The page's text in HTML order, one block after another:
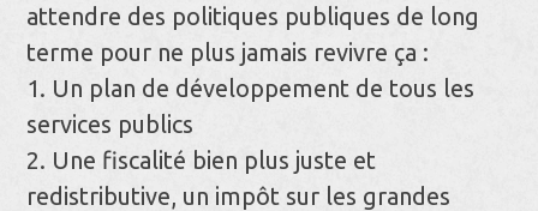
attendre des politiques publiques de long
terme pour ne plus jamais revivre ça :
1. Un plan de développement de tous les
services publics
2. Une fiscalité bien plus juste et
redistributive, un impôt sur les grandes